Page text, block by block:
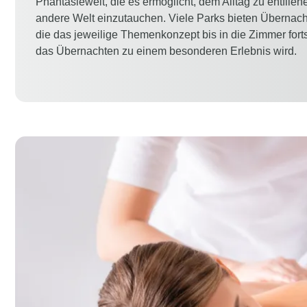
andere Welt einzutauchen. Viele Parks bieten
die das jeweilige Themenkonzept bis in die Zimmer
das Übernachten zu einem besonderen Erlebnis wird.